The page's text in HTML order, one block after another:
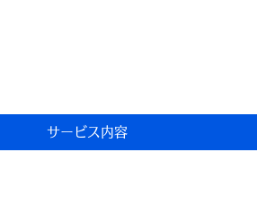
サービス内容